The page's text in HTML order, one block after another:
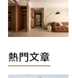
熱門文章